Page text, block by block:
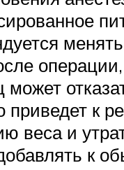
операции,
может
приведет к
веса и
к